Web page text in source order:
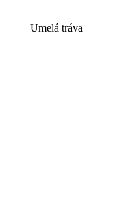
Umelá tráva